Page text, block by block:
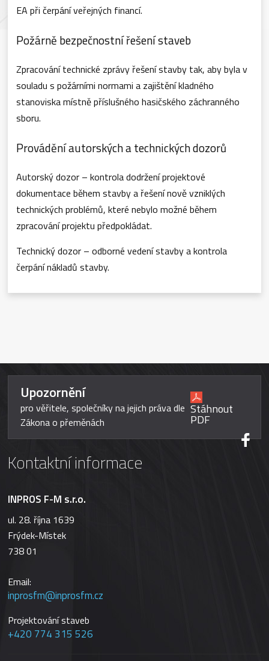
EA při čerpání veřejných financí.
Požárně bezpečnostní řešení staveb
Zpracování technické zprávy řešení stavby tak, aby byla v
souladu s požárními normami a zajištění kladného
stanoviska místně příslušného hasičského záchranného
sboru.
Provádění autorských a technických dozorů
Autorský dozor – kontrola dodržení projektové
dokumentace během stavby a řešení nově vzniklých
technických problémů, které nebylo možné během
zpracování projektu předpokládat.
Technický dozor – odborné vedení stavby a kontrola
čerpání nákladů stavby.
Upozornění
pro věřitele, společníky na jejich práva dle
Zákona o přeměnách
Stáhnout
PDF
Kontaktní informace
INPROS F-M s.r.o.
ul. 28. října 1639
Frýdek-Místek
738 01
Email:
inprosfm@inprosfm.cz
Projektování staveb
+420 774 315 526